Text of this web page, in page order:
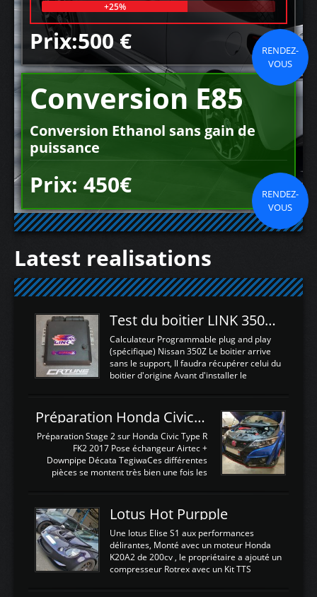
+25%
Prix:500 €
RENDEZ-
VOUS
Conversion E85
Conversion Ethanol sans gain de
puissance
Prix: 450€
RENDEZ-
VOUS
Latest realisations
Test du boitier LINK 350Z Plugin ECU
Calculateur Programmable plug and play
(spécifique) Nissan 350Z Le boitier arrive
sans le support, Il faudra récupérer celui du
boitier d'origine Avant d'installer le
d'envoyer l'information de la large bande
dans le boitier. sydney sweeney deepfake
La sortie 0-5V de l'afr sera connectée sur
l'entrée AN Volt 8 et GndAN pour
Analogique, et Volt car l'information est une
tension (Pas une résistance variable d'un
est temps de brancher le ...
Préparation Honda Civic Type R FK2
Préparation Stage 2 sur Honda Civic Type R
FK2 2017 Pose échangeur Airtec +
Downpipe Décata TegiwaCes différentes
pièces se montent très bien une fois les
légere découpe du plastique inferieur,
negénant en rien la structure ou le
fonctionnement du fond plat. Une
reprogrammation Stage 2 est faite sur le
calculateur d'origine. Une alternative
économique au passage sur Hondata
d'origine 310cv et 400Nn , Une fois
Lotus Hot Purpple
Une lotus Elise S1 aux performances
délirantes, Monté avec un moteur Honda
K20A2 de 200cv , le propriétaire a ajouté un
compresseur Rotrex avec un Kit TTS